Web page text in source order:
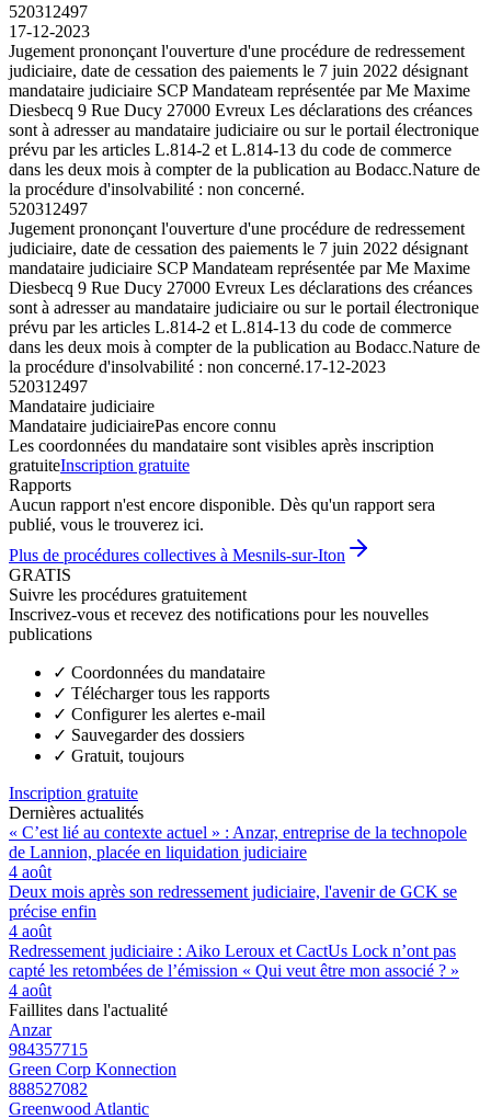
520312497
17-12-2023
Jugement prononçant l'ouverture d'une procédure de redressement
judiciaire, date de cessation des paiements le 7 juin 2022 désignant
mandataire judiciaire SCP Mandateam représentée par Me Maxime
Diesbecq 9 Rue Ducy 27000 Evreux Les déclarations des créances
sont à adresser au mandataire judiciaire ou sur le portail électronique
prévu par les articles L.814-2 et L.814-13 du code de commerce
dans les deux mois à compter de la publication au Bodacc.Nature de
la procédure d'insolvabilité : non concerné.
520312497
Jugement prononçant l'ouverture d'une procédure de redressement
judiciaire, date de cessation des paiements le 7 juin 2022 désignant
mandataire judiciaire SCP Mandateam représentée par Me Maxime
Diesbecq 9 Rue Ducy 27000 Evreux Les déclarations des créances
sont à adresser au mandataire judiciaire ou sur le portail électronique
prévu par les articles L.814-2 et L.814-13 du code de commerce
dans les deux mois à compter de la publication au Bodacc.Nature de
la procédure d'insolvabilité : non concerné.17-12-2023
520312497
Mandataire judiciaire
Mandataire judiciairePas encore connu
Les coordonnées du mandataire sont visibles après inscription
gratuiteInscription gratuite
Rapports
Aucun rapport n'est encore disponible. Dès qu'un rapport sera
publié, vous le trouverez ici.
Plus de procédures collectives à Mesnils-sur-Iton
GRATIS
Suivre les procédures gratuitement
Inscrivez-vous et recevez des notifications pour les nouvelles
publications
✓ Coordonnées du mandataire
✓ Télécharger tous les rapports
✓ Configurer les alertes e-mail
✓ Sauvegarder des dossiers
✓ Gratuit, toujours
Inscription gratuite
Dernières actualités
« C’est lié au contexte actuel » : Anzar, entreprise de la technopole
de Lannion, placée en liquidation judiciaire
4 août
Deux mois après son redressement judiciaire, l'avenir de GCK se
précise enfin
4 août
Redressement judiciaire : Aiko Leroux et CactUs Lock n’ont pas
capté les retombées de l’émission « Qui veut être mon associé ? »
4 août
Faillites dans l'actualité
Anzar
984357715
Green Corp Konnection
888527082
Greenwood Atlantic